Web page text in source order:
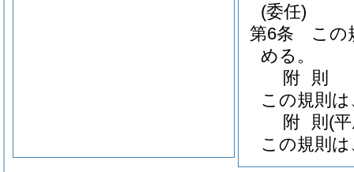
(委任)
第6条
この
める。
附 則
この規則
附 則 (
この規則